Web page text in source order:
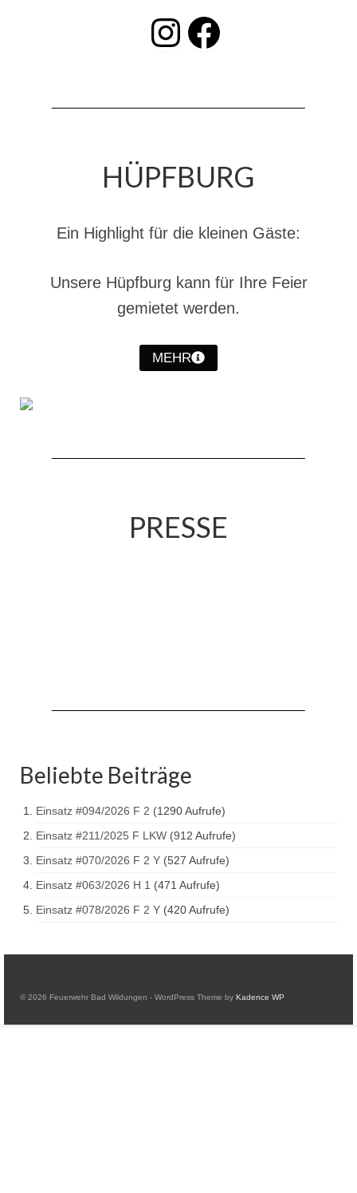
INSTAGRAM Facebook
HÜPFBURG
Ein Highlight für die kleinen Gäste:
Unsere Hüpfburg kann für Ihre Feier
gemietet werden.
MEHR
PRESSE
Beliebte Beiträge
Einsatz #094/2026 F 2 (1290 Aufrufe)
Einsatz #211/2025 F LKW (912 Aufrufe)
Einsatz #070/2026 F 2 Y (527 Aufrufe)
Einsatz #063/2026 H 1 (471 Aufrufe)
Einsatz #078/2026 F 2 Y (420 Aufrufe)
© 2026 Feuerwehr Bad Wildungen - WordPress Theme by Kadence WP